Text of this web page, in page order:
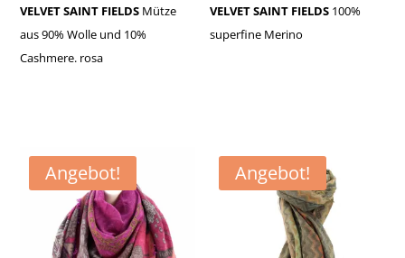
Preis
war:
€79,90
Preis
ist:
€35,00.
VELVET SAINT FIELDS Mütze
aus 90% Wolle und 10%
Cashmere. rosa
Preis
war:
Preis
ist:
VELVET SAINT FIELDS 100%
superfine Merino
Angebot! Angebot!